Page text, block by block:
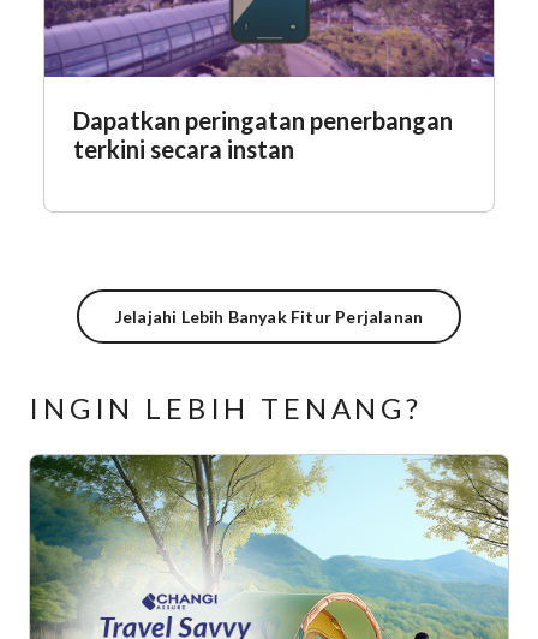
Dapatkan peringatan penerbangan
terkini secara instan
Jelajahi Lebih Banyak Fitur Perjalanan
INGIN LEBIH TENANG?